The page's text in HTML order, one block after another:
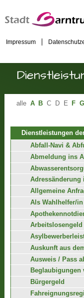
Impressum
alle A B C D E F G
Dienstleistungen
Abfall-Navi &
Abmeldung ins
Adressänderung
Allgemeine
Als Wahlhelfer/
Arbeitslosengeld
Auskunft aus
Ausweis / Pass
Beglaubigungen
Bürgergeld